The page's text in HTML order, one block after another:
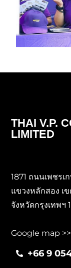
THAI V.P.
LIMITED
1871 ถนนเพชรเ
แขวงหลักสอง เ
จังหวัดกรุงเทพฯ
Google map >>
+66 9